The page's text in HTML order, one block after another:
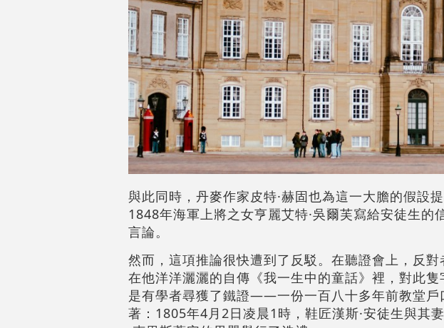
與此同時，丹麥作家皮特·赫固也為這一大膽的假設
1848年海軍上將之女亨麗艾特·吳爾芙寫給安徒生
言論。
然而，這項推論很快遭到了反駁。在聽證會上，反
在他洋洋灑灑的自傳《我一生中的童話》裡，對此
是有學者尋獲了鐵證——一份一百八十多年前教堂戶
著：1805年4月2日凌晨1時，鞋匠漢斯·安徒生與其